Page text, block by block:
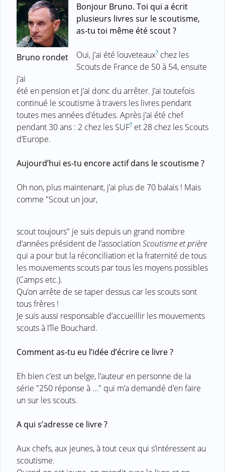
Bruno rondet
Bonjour Bruno. Toi qui a écrit
plusieurs livres sur le scoutisme,
as-tu toi même été scout ?
Oui, j’ai été louveteaux? chez les
Scouts de France de 50 à 54, ensuite
j’ai
été en pension et j’ai donc du arrêter. J’ai toutefois
continué le scoutisme à travers les livres pendant
toutes mes années d’études. Après j’ai été chef
pendant 30 ans : 2 chez les SUF? et 28 chez les Scouts
d’Europe.
Aujourd’hui es-tu encore actif dans le scoutisme ?
Oh non, plus maintenant, j’ai plus de 70 balais ! Mais
comme "Scout un jour,
scout toujours" je suis depuis un grand nombre
d’années président de l’associationScoutisme et prière
qui a pour but la réconciliation et la fraternité de tous
les mouvements scouts par tous les moyens possibles
(Camps etc.).
Qu’on arrête de se taper dessus car les scouts sont
tous frères !
Je suis aussi responsable d’accueillir les mouvements
scouts à l’île Bouchard.
Comment as-tu eu l’idée d’écrire ce livre ?
Eh bien c’est un belge, l’auteur en personne de la
série "250 réponse à ..." qui m’a demandé d’en faire
un sur les scouts.
A qui s’adresse ce livre ?
Aux chefs, aux jeunes, à tout ceux qui s’intéressent au
scoutisme.